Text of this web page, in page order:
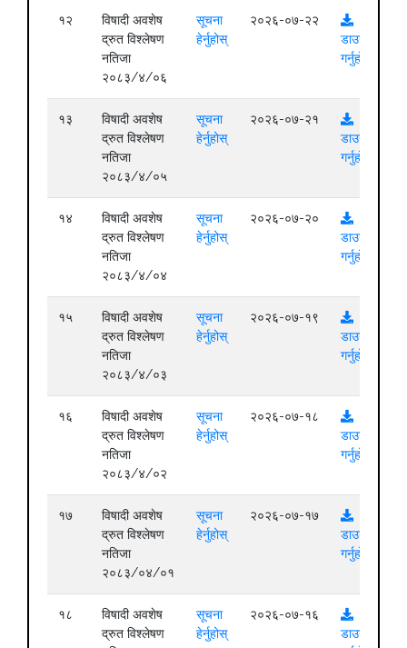
१२
विषादी अवशेष
द्रुत विश्लेषण
नतिजा
२०८३/४/०६
सूचना
हेर्नुहोस्
२०२६-०७-२२
डाउनलोड
गर्नुहोस्
१३
विषादी अवशेष
द्रुत विश्लेषण
नतिजा
२०८३/४/०५
सूचना
हेर्नुहोस्
२०२६-०७-२१
डाउनलोड
गर्नुहोस्
१४
विषादी अवशेष
द्रुत विश्लेषण
नतिजा
२०८३/४/०४
सूचना
हेर्नुहोस्
२०२६-०७-२०
डाउनलोड
गर्नुहोस्
१५
विषादी अवशेष
द्रुत विश्लेषण
नतिजा
२०८३/४/०३
सूचना
हेर्नुहोस्
२०२६-०७-१९
डाउनलोड
गर्नुहोस्
१६
विषादी अवशेष
द्रुत विश्लेषण
नतिजा
२०८३/४/०२
सूचना
हेर्नुहोस्
२०२६-०७-१८
डाउनलोड
गर्नुहोस्
१७
विषादी अवशेष
द्रुत विश्लेषण
नतिजा
२०८३/०४/०१
सूचना
हेर्नुहोस्
२०२६-०७-१७
डाउनलोड
गर्नुहोस्
१८
विषादी अवशेष
द्रुत विश्लेषण
सूचना
हेर्नुहोस्
२०२६-०७-१६
डाउनलोड